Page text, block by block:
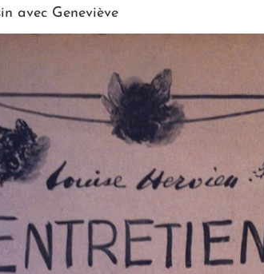
avec Geneviève